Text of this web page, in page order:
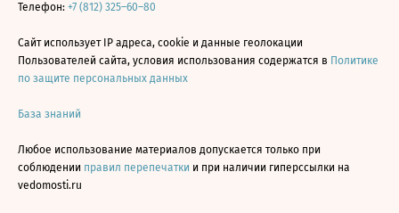
Телефон: +7 (812) 325–60–80
Сайт использует IP адреса, cookie и данные геолокации
Пользователей сайта, условия использования содержатся в Политике
по защите персональных данных
База знаний
Любое использование материалов допускается только при
соблюдении правил перепечатки и при наличии гиперссылки на
vedomosti.ru